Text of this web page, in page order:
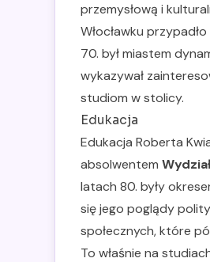
przemysłową i
Włocławku
70. był miastem
wykazywał
studiom w stolicy.
Edukacja
Edukacja Roberta
absolwentem
latach 80. były
się jego poglądy
społecznych, które
To właśnie na